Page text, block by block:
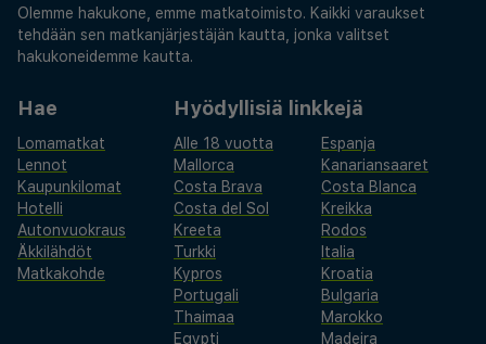
Olemme hakukone, emme matkatoimisto. Kaikki varaukset
tehdään sen matkanjärjestäjän kautta, jonka valitset
hakukoneidemme kautta.
Hae
Lomamatkat
Lennot
Kaupunkilomat
Hotelli
Autonvuokraus
Äkkilähdöt
Matkakohde
Hyödyllisiä linkkejä
Alle 18 vuotta
Espanja
Mallorca
Kanariansaaret
Costa Brava
Costa Blanca
Costa del Sol
Kreikka
Kreeta
Rodos
Turkki
Italia
Kypros
Kroatia
Portugali
Bulgaria
Thaimaa
Marokko
Egypti
Madeira